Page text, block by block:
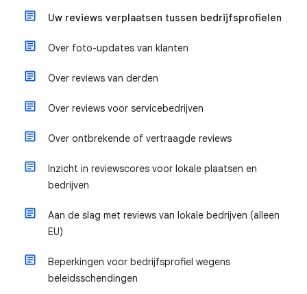
Uw reviews verplaatsen tussen bedrijfsprofielen
Over foto-updates van klanten
Over reviews van derden
Over reviews voor servicebedrijven
Over ontbrekende of vertraagde reviews
Inzicht in reviewscores voor lokale plaatsen en
bedrijven
Aan de slag met reviews van lokale bedrijven (alleen
EU)
Beperkingen voor bedrijfsprofiel wegens
beleidsschendingen